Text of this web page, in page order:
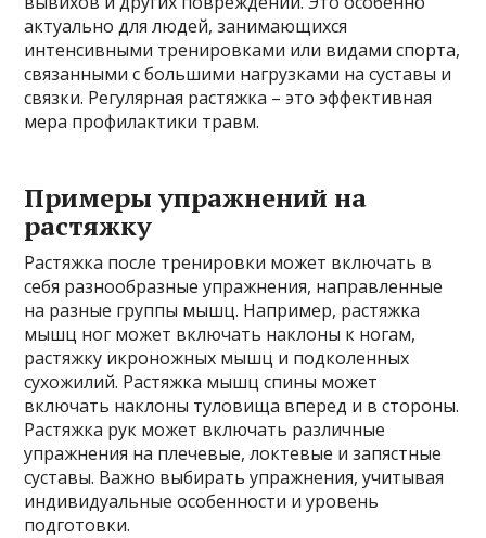
актуально для людей, занимающихся
интенсивными тренировками или видами спорта,
связанными с большими нагрузками на суставы и
связки. Регулярная растяжка – это эффективная
мера профилактики травм.
Примеры упражнений на
растяжку
Растяжка после тренировки может включать в
себя разнообразные упражнения, направленные
на разные группы мышц. Например, растяжка
мышц ног может включать наклоны к ногам,
растяжку икроножных мышц и подколенных
сухожилий. Растяжка мышц спины может
включать наклоны туловища вперед и в стороны.
Растяжка рук может включать различные
упражнения на плечевые, локтевые и запястные
суставы. Важно выбирать упражнения, учитывая
индивидуальные особенности и уровень
подготовки.